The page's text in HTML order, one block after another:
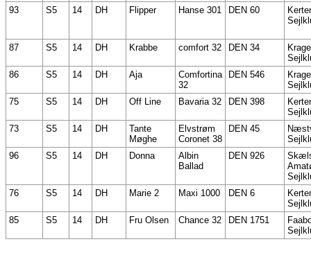
93
S5 14 DH Flipper Hanse 301 DEN 60
87 S5 14 DH Krabbe comfort 32 DEN 34
86
S5 14 DH Aja
Comfortina
32
DEN 546
75
S5 14 DH Off Line Bavaria 32 DEN 398
73
S5 14 DH
Tante
Møghe
Elvstrøm
Coronet 38
DEN 45
96
S5 14 DH Donna
Albin
Ballad
DEN 926
76
S5 14 DH Marie 2 Maxi 1000 DEN 6
85
S5 14 DH Fru Olsen Chance 32 DEN 1751